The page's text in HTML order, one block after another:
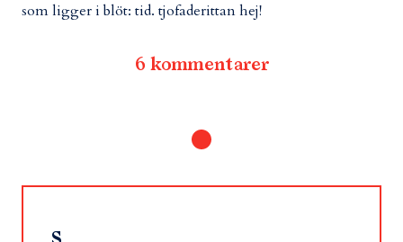
som ligger i blöt: tid. tjofaderittan hej!
6 kommentarer